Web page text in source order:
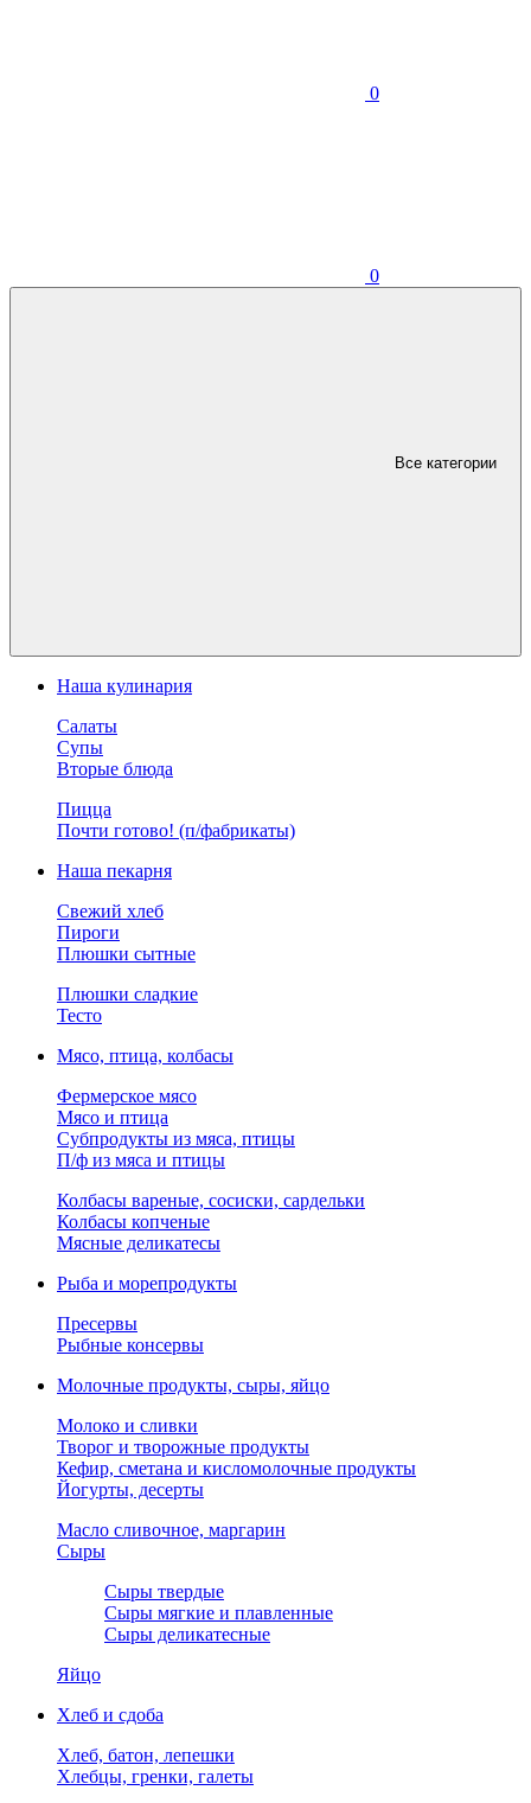
0
0
Все категории
Наша кулинария
Салаты
Супы
Вторые блюда
Пицца
Почти готово! (п/фабрикаты)
Наша пекарня
Свежий хлеб
Пироги
Плюшки сытные
Плюшки сладкие
Тесто
Мясо, птица, колбасы
Фермерское мясо
Мясо и птица
Субпродукты из мяса, птицы
П/ф из мяса и птицы
Колбасы вареные, сосиски, сардельки
Колбасы копченые
Мясные деликатесы
Рыба и морепродукты
Пресервы
Рыбные консервы
Молочные продукты, сыры, яйцо
Молоко и сливки
Творог и творожные продукты
Кефир, сметана и кисломолочные продукты
Йогурты, десерты
Масло сливочное, маргарин
Сыры
Сыры твердые
Сыры мягкие и плавленные
Сыры деликатесные
Яйцо
Хлеб и сдоба
Хлеб, батон, лепешки
Хлебцы, гренки, галеты